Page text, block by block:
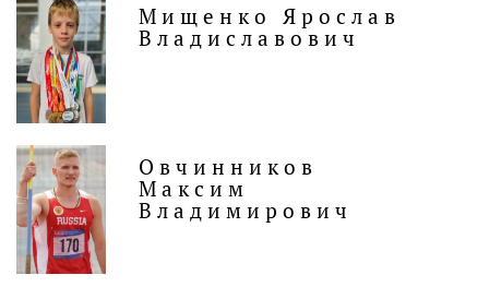
Мищенко Ярослав
Владиславович
Овчинников
Максим
Владимирович